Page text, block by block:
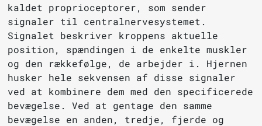
kaldet proprioceptorer, som sender
signaler til centralnervesystemet.
Signalet beskriver kroppens aktuelle
position, spændingen i de enkelte muskler
og den rækkefølge, de arbejder i. Hjernen
husker hele sekvensen af disse signaler
ved at kombinere dem med den specificerede
bevægelse. Ved at gentage den samme
bevægelse en anden, tredje, fjerde og